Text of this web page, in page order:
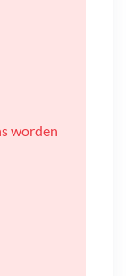
worden